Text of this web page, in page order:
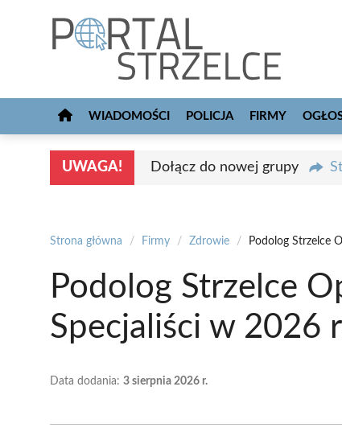
WIADOMOŚCI POLICJA FIRMY
UWAGA! Dołącz do nowej grupy
Strona główna / Firmy / Zdrowie / Podolog Strzelce
Podolog Strzelce
Specjaliści w 2026
Data dodania: 3 sierpnia 2026 r.